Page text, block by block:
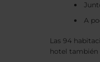
A
Las 94
hotel también